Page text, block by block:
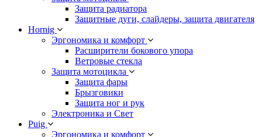
Защита радиатора
Защитные дуги, слайдеры, защита двигателя
Hornig
Эргономика и комфорт
Расширители бокового упора
Ветровые стекла
Защита мотоцикла
Защита фары
Брызговики
Защита ног и рук
Электроника и Свет
Puig
Эргономика и комфорт